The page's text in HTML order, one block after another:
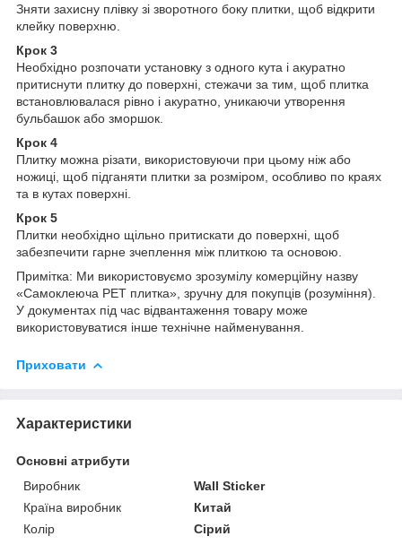
Зняти захисну плівку зі зворотного боку плитки, щоб відкрити
клейку поверхню.
Крок 3
Необхідно розпочати установку з одного кута і акуратно
притиснути плитку до поверхні, стежачи за тим, щоб плитка
встановлювалася рівно і акуратно, уникаючи утворення
бульбашок або зморшок.
Крок 4
Плитку можна різати, використовуючи при цьому ніж або
ножиці, щоб підганяти плитки за розміром, особливо по краях
та в кутах поверхні.
Крок 5
Плитки необхідно щільно притискати до поверхні, щоб
забезпечити гарне зчеплення між плиткою та основою.
Примітка: Ми використовуємо зрозумілу комерційну назву
«Самоклеюча PET плитка», зручну для покупців (розуміння).
У документах під час відвантаження товару може
використовуватися інше технічне найменування.
Приховати
Характеристики
Основні атрибути
Виробник
Wall Sticker
Країна виробник
Китай
Колір
Сірий